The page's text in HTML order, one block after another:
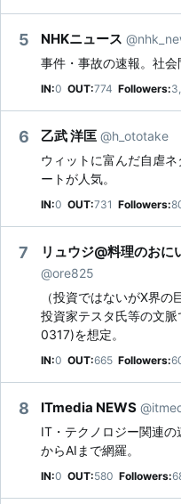
5 NHKニュース
事件・事故の速報。社会
IN:0 OUT:774 Followers:
6 乙武 洋匡 @h_ototake
ウィットに富んだ自虐
ートが人気。
IN:0 OUT:731 Followers:
7 リュウジ@料理のおに
@ore825
（投資ではないがX界
投資家テスタ氏等の文脈
0317)を想定。
IN:0 OUT:665 Followers:
8 ITmedia NEWS
IT・テクノロジー関連の
からAIまで網羅。
IN:0 OUT:580 Followers: